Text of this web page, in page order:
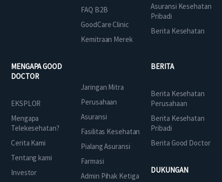
FAQ B2B
GoodCare Clinic
Kemitraan Merek
Asuransi Kesehatan
Pribadi
Berita Kesehatan
MENGAPA GOOD
DOCTOR
EKSPLOR
Mengapa
Telekesehatan?
Cerita Kami
Tentang kami
Investor
Jaringan Mitra
Perusahaan
Asuransi
Fasilitas Kesehatan
Pialang Asuransi
Farmasi
Admin Pihak Ketiga
BERITA
Berita Kesehatan
Perusahaan
Berita Kesehatan
Pribadi
Berita Good Doctor
DUKUNGAN